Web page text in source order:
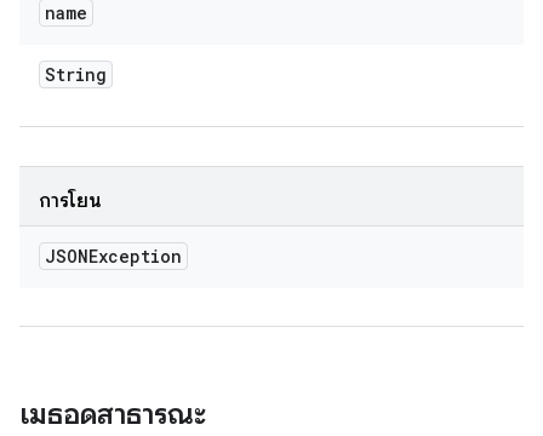
name
String
การโยน
JSONException
เมธอดสาธารณะ